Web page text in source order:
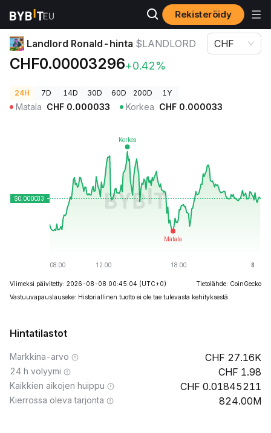
Rekisteröidy
Kryptohinnat Landlord Ronald-hinta $LANDLORD
Landlord Ronald-hinta $LANDLORD
CHF0.00003296+0.42%
CHF
24H 7D 14D 30D 60D 200D 1Y
Matala CHF 0.000033 Korkea CHF 0.000033
Viimeksi päivitetty: 2026-08-08 00:45:04 (UTC+0)
Tietolähde: CoinGecko
Vastuuvapauslauseke: Historiallinen tuotto ei ole tae tulevasta kehityksestä.
Hintatilastot
Markkina-arvo 27.16K
24 h volyymi 1.98
Kaikkien aikojen huippu 0.01845211
Kierrossa oleva tarjonta 824.00M